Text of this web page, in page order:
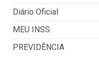
Diário Oficial
MEU INSS
PREVIDÊNCIA